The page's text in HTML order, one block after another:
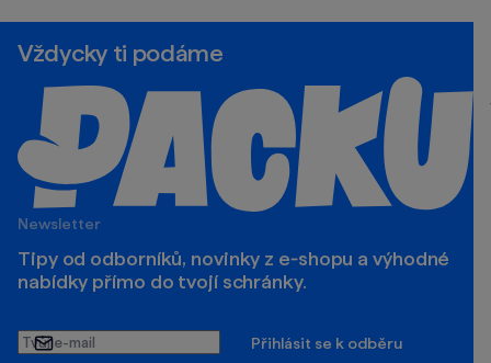
Vždycky ti podáme
Newsletter
Tipy od odborníků, novinky z e‑shopu a výhodné
nabídky přímo do tvojí schránky.
Tvůj
e-
Přihlásit se k odběru